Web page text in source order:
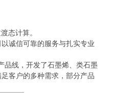
态计算。
诚信可靠的服务与扎实专业
品线，开发了石墨烯、类石墨
客户的多种需求，部分产品